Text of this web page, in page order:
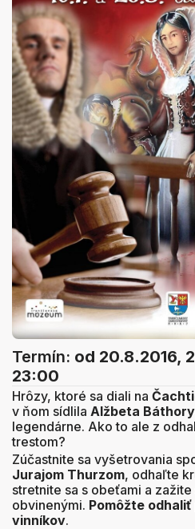
Termín: od 20.8.2016,
23:00
Hrôzy, ktoré sa diali na
v ňom sídlila Alžbeta
legendárne. Ako to ale z
trestom?
Zúčastnite sa vyšetrovania
Jurajom Thurzom, odhaľte
stretnite sa s obeťami a zažite
obvinenými. Pomôžte
vinníkov.